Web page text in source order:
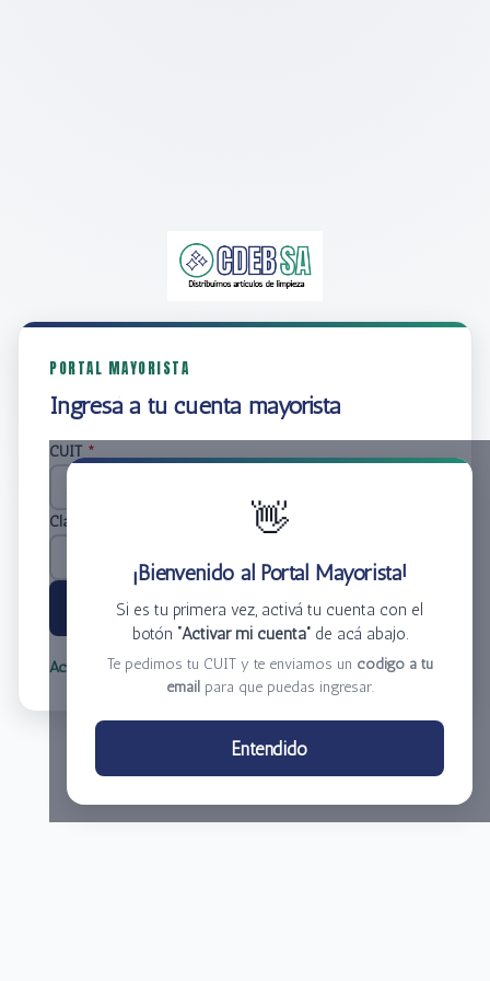
PORTAL MAYORISTA
Ingresá a tu cuenta mayorista
👋
¡Bienvenido al Portal Mayorista!
Si es tu primera vez, activá tu cuenta con el
botón “Activar mi cuenta”de acá abajo.
Te pedimos tu CUIT y te enviamos un código a tu
email para que puedas ingresar.
Entendido
CUIT *
Clave
Ingresar
Activar mi cuenta Olvidé mi clave
Centro de Distribución El Bacha S.A.